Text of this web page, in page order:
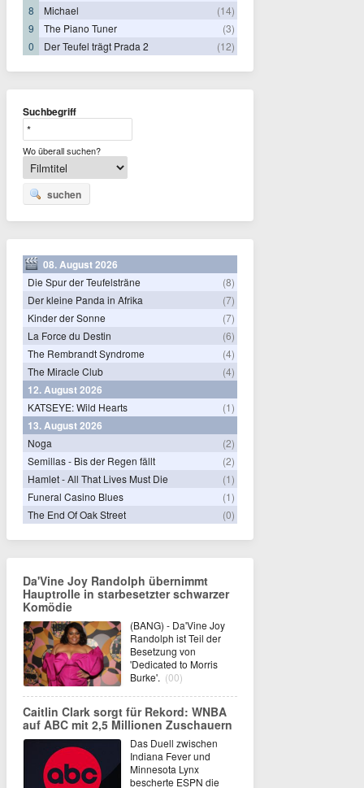
8
Michael
(14)
9
The Piano Tuner
(3)
0
Der Teufel trägt Prada 2 (12)
Suchbegriff
Wo überall suchen?
suchen
08. August 2026
Die Spur der Teufelsträne
(8)
Der kleine Panda in Afrika
(7)
Kinder der Sonne
(7)
La Force du Destin
(6)
The Rembrandt Syndrome
(4)
The Miracle Club
(4)
12. August 2026
KATSEYE: Wild Hearts (1)
13. August 2026
Noga
(2)
Semillas - Bis der Regen fällt
(2)
Hamlet - All That Lives Must Die
(1)
Funeral Casino Blues
(1)
The End Of Oak Street
(0)
Da'Vine Joy Randolph übernimmt
Hauptrolle in starbesetzter schwarzer
Komödie
(BANG) - Da'Vine Joy
Randolph ist Teil der
Besetzung von
'Dedicated to Morris
Burke'. (00)
Caitlin Clark sorgt für Rekord: WNBA
auf ABC mit 2,5 Millionen Zuschauern
Das Duell zwischen
Indiana Fever und
Minnesota Lynx
bescherte ESPN die